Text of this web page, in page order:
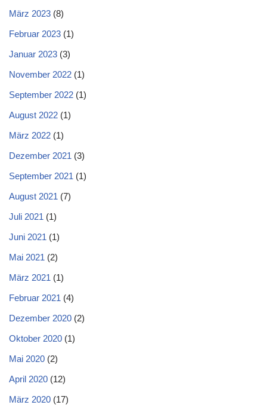
März 2023 (8)
Februar 2023 (1)
Januar 2023 (3)
November 2022 (1)
September 2022 (1)
August 2022 (1)
März 2022 (1)
Dezember 2021 (3)
September 2021 (1)
August 2021 (7)
Juli 2021 (1)
Juni 2021 (1)
Mai 2021 (2)
März 2021 (1)
Februar 2021 (4)
Dezember 2020 (2)
Oktober 2020 (1)
Mai 2020 (2)
April 2020 (12)
März 2020 (17)